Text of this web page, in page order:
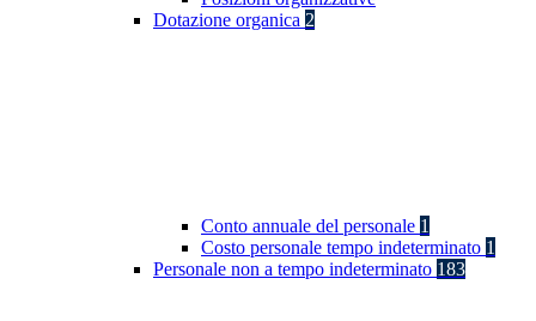
Dotazione organica 2
Conto annuale del personale 1
Costo personale tempo indeterminato 1
Personale non a tempo indeterminato 183